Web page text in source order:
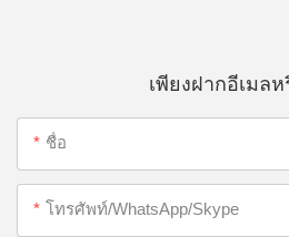
เพียงฝากอีเม
ชื่อ
โทรศัพท์/WhatsApp/Skype